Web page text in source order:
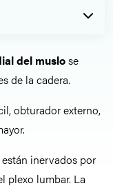
del muslose
de la cadera.
obturador externo,
inervados por
plexo lumbar. La